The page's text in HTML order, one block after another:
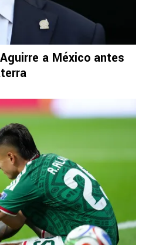
a México antes